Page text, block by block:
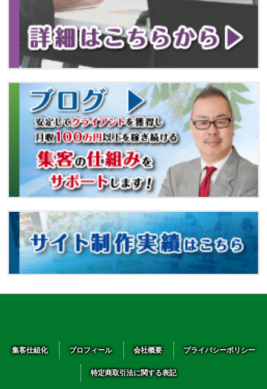
集客仕組化 プロフィール 会社概要 プライバシーポリシー
特定商取引法に関する表記